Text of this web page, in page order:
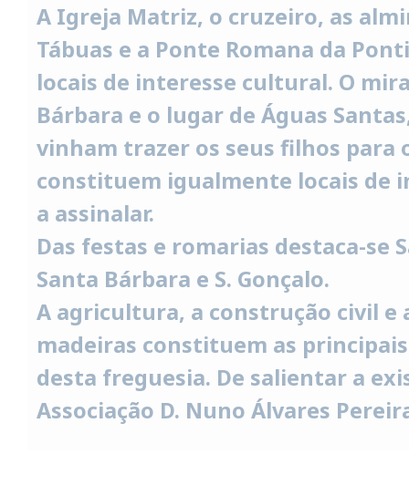
A Igreja Matriz, o cruzeiro, as
Tábuas e a Ponte Romana da
locais de interesse cultural. O
Bárbara e o lugar de Águas
vinham trazer os seus filhos para
constituem igualmente locais de
a assinalar.
Das festas e romarias destaca-se
Santa Bárbara e S. Gonçalo.
A agricultura, a construção civil e
madeiras constituem as
desta freguesia. De salientar a
Associação D. Nuno Álvares